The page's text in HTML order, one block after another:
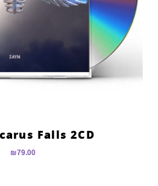
Falls 2CD
₪79.00